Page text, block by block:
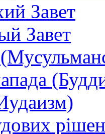
Завет
Завет